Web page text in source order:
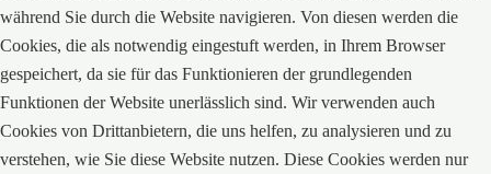
während Sie durch die Website navigieren. Von diesen werden die
Cookies, die als notwendig eingestuft werden, in Ihrem Browser
gespeichert, da sie für das Funktionieren der grundlegenden
Funktionen der Website unerlässlich sind. Wir verwenden auch
Cookies von Drittanbietern, die uns helfen, zu analysieren und zu
verstehen, wie Sie diese Website nutzen. Diese Cookies werden nur